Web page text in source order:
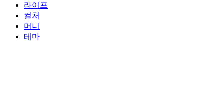
라이프
컬처
머니
테마